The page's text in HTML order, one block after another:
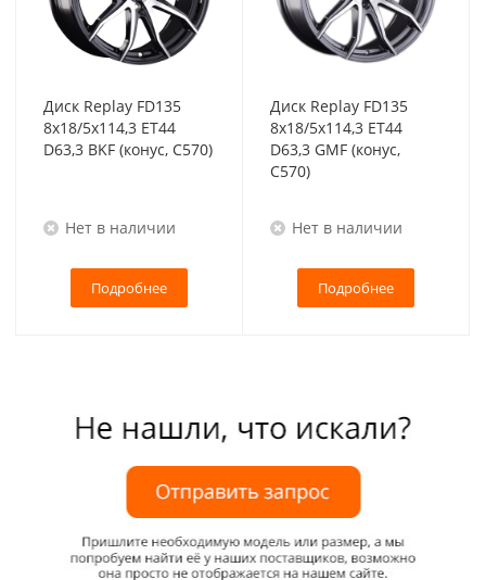
Диск Replay FD135
8x18/5x114,3 ET44
D63,3 BKF (конус, C570)
Нет в наличии
Подробнее
Диск Replay FD135
8x18/5x114,3 ET44
D63,3 GMF (конус,
C570)
Нет в наличии
Подробнее